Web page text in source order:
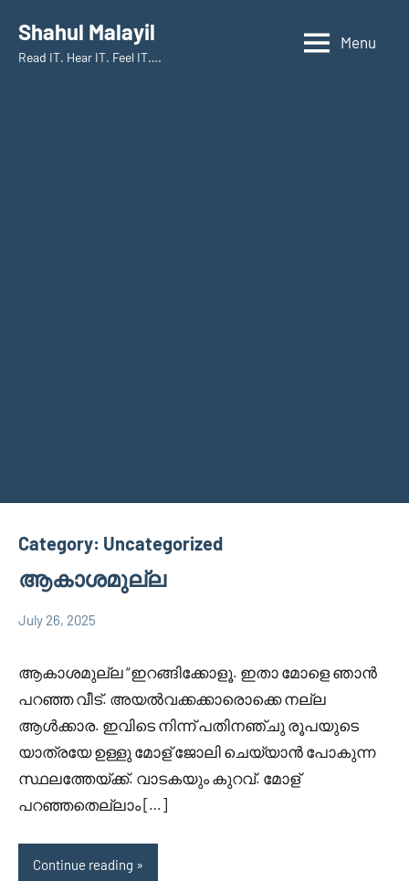
content
Shahul Malayil
Read IT. Hear IT. Feel IT….
Menu
Category: Uncategorized
ആകാശമുല്ല
Uncategorized
July 26, 2025
Faisal
ആകാശമുല്ല “ഇറങ്ങിക്കോളൂ. ഇതാ മോളെ ഞാൻ
പറഞ്ഞ വീട്. അയൽവക്കക്കാരൊക്കെ നല്ല
ആൾക്കാര. ഇവിടെ നിന്ന് പതിനഞ്ചു രൂപയുടെ
യാത്രയേ ഉള്ളു മോള് ജോലി ചെയ്യാൻ പോകുന്ന
സ്ഥലത്തേയ്ക്ക്. വാടകയും കുറവ്. മോള്
പറഞ്ഞതെല്ലാം […]
Continue reading